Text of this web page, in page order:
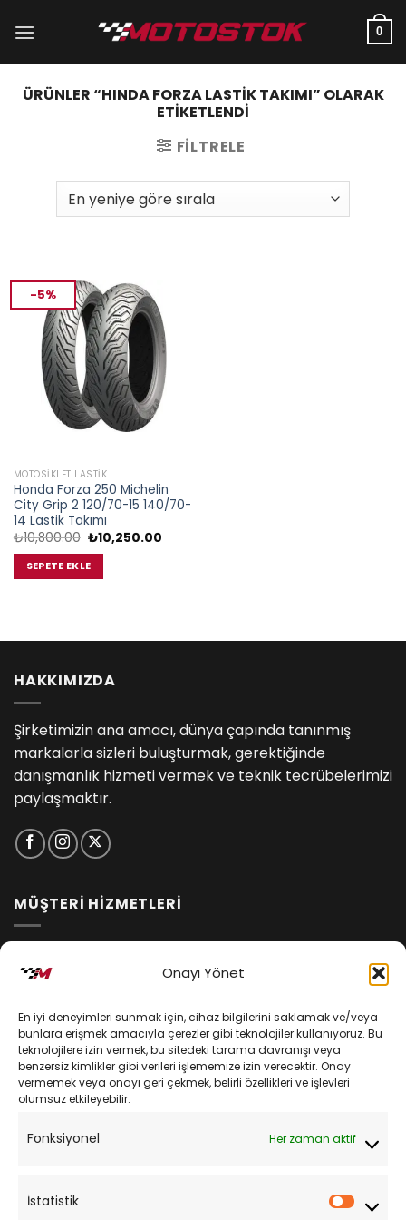
Onayı Yönet
En iyi deneyimleri sunmak için, cihaz bilgilerini saklamak ve/veya
bunlara erişmek amacıyla çerezler gibi teknolojiler kullanıyoruz. Bu
teknolojilere izin vermek, bu sitedeki tarama davranışı veya
benzersiz kimlikler gibi verileri işlememize izin verecektir. Onay
vermemek veya onayı geri çekmek, belirli özellikleri ve işlevleri
olumsuz etkileyebilir.
Fonksiyonel Her zaman aktif
İstatistik
atla
0
ÜRÜNLER “HINDA FORZA LASTIK TAKIMI” OLARAK
ETIKETLENDI
FILTRELE
-5%
MOTOSIKLET LASTIK
Honda Forza 250 Michelin
City Grip 2 120/70-15 140/70-
14 Lastik Takımı
₺10,800.00 Orijinal
fiyat:
₺10,800.00.
₺10,250.00Şu
SEPETE EKLE
HAKKIMIZDA
Şirketimizin ana amacı, dünya çapında tanınmış
markalarla sizleri buluşturmak, gerektiğinde
danışmanlık hizmeti vermek ve teknik tecrübelerimizi
paylaşmaktır.
MÜŞTERİ HİZMETLERİ
Kişisel Verilerin Korunması
Mesafeli Satış Sözleşmesi
Sipariş Takibi